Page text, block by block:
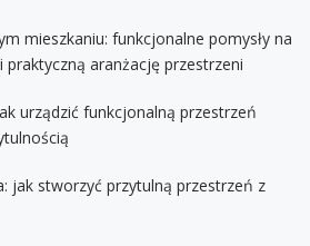
mieszkaniu: funkcjonalne pomysły na
aranżację przestrzeni
urządzić funkcjonalną przestrzeń
jak stworzyć przytulną przestrzeń z